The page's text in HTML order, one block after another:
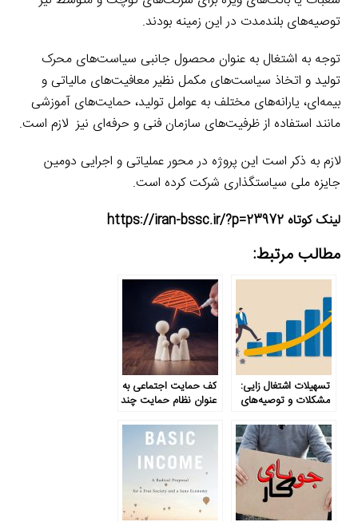
توصیه‌های بلندمدت در این زمینه بودند.
توجه به اشتغال به عنوان محصول جانبی سیاست‌های محرک
تولید و اتخاذ سیاست‌های مکمل نظیر معافیت‌های مالیاتی و
بیمه‌ای، یارانه‌های مختلف به عوامل تولید، حمایت‌های آموزشی
مانند استفاده از ظرفیت‌های سازمان فنی و حرفه‌ای نیز لازم است.
لازم به ذکر است این پروژه در محور عملیاتی و اجرایی دومین
جایزه ملی سیاستگذاری شرکت کرده است.
لینک کوتاه https://iran-bssc.ir/?p=23972
مطالب مرتبط:
تسهیلات اشتغال زایی:
مشکلات و توصیه‌های
کف حمایت اجتماعی به
عنوان نظام حمایت چند